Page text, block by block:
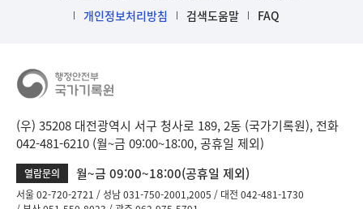
개인정보처리방침
검색도움말 FAQ
(우) 35208 대전광역시 서구 청사로 189, 2동 (국가기록원), 전화
042-481-6210 (월~금 09:00~18:00, 공휴일 제외)
열람문의 월~금 09:00~18:00(공휴일 제외)
서울 02-720-2721 성남 031-750-2001,2005
대전 042-481-1730